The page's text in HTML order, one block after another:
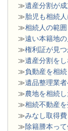
≫遺産分割が
≫胎児も相続
≫相続人の範
≫遠い本籍地
≫権利証が見
≫遺産分割を
≫負動産を相
≫遺品整理業
≫農地を相続し
≫相続不動産
≫みなし取得
≫除籍謄本って